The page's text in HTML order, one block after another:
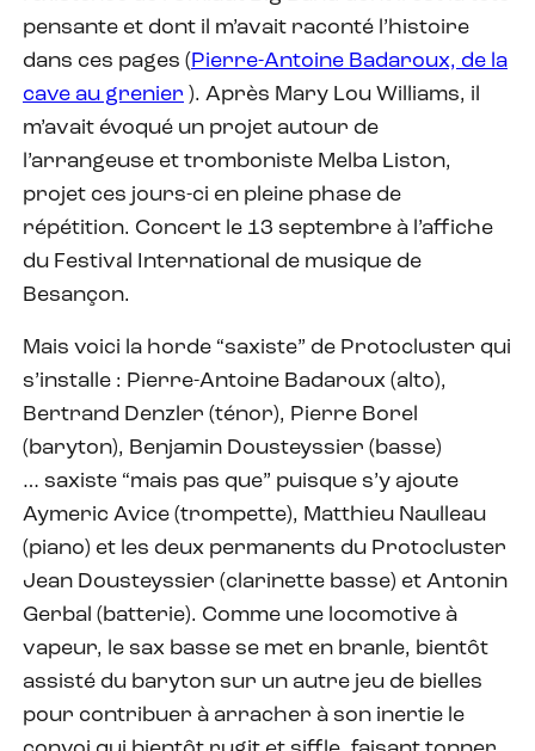
pensante et dont il m’avait raconté l’histoire
dans ces pages (Pierre-Antoine Badaroux, de la
cave au grenier ). Après Mary Lou Williams, il
m’avait évoqué un projet autour de
l’arrangeuse et tromboniste Melba Liston,
projet ces jours-ci en pleine phase de
répétition. Concert le 13 septembre à l’affiche
du Festival International de musique de
Besançon.
Mais voici la horde “saxiste” de Protocluster qui
s’installe : Pierre-Antoine Badaroux (alto),
Bertrand Denzler (ténor), Pierre Borel
(baryton), Benjamin Dousteyssier (basse)
… saxiste “mais pas que” puisque s’y ajoute
Aymeric Avice (trompette), Matthieu Naulleau
(piano) et les deux permanents du Protocluster
Jean Dousteyssier (clarinette basse) et Antonin
Gerbal (batterie). Comme une locomotive à
vapeur, le sax basse se met en branle, bientôt
assisté du baryton sur un autre jeu de bielles
pour contribuer à arracher à son inertie le